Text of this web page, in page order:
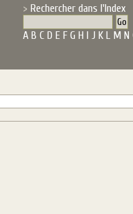
Rechercher dans l'Index
A B C D E F G H I J K L M N